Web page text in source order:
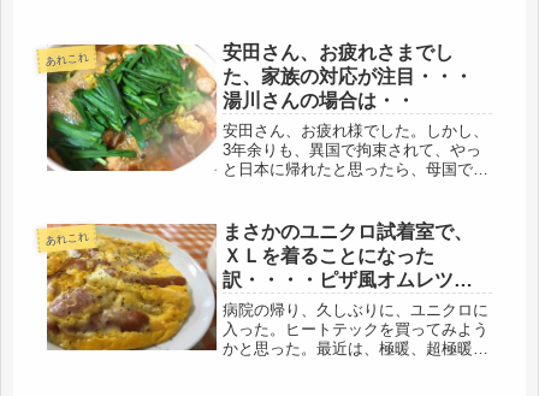
あれこれ
安田さん、お疲れさまでし
た、家族の対応が注目・・・
湯川さんの場合は・・
安田さん、お疲れ様でした。しかし、
3年余りも、異国で拘束されて、やっ
と日本に帰れたと思ったら、母国で
対応も注目され矢面に立たされる。な
んだかんだいっても、日本から身代金
が支...
あれこれ
まさかのユニクロ試着室で、
ＸＬを着ることになった
訳・・・・ピザ風オムレツの
朝ごはん。
病院の帰り、久しぶりに、ユニクロに
入った。ヒートテックを買ってみよう
かと思った。最近は、極暖、超極暖と